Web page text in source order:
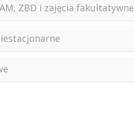
ZBD i zajęcia fakultatywne